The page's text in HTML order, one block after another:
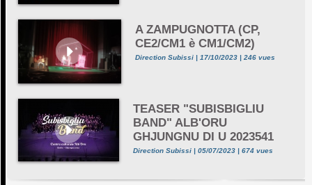
A ZAMPUGNOTTA (CP,
CE2/CM1 è CM1/CM2)
Direction Subissi | 17/10/2023 | 246 vues
TEASER "SUBISBIGLIU
BAND" ALB'ORU
GHJUNGNU DI U 2023541
Direction Subissi | 05/07/2023 | 674 vues